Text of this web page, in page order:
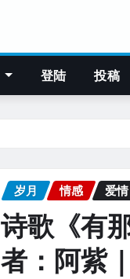
登陆 投稿
岁月 情感 爱情
诗歌《有
者：阿紫